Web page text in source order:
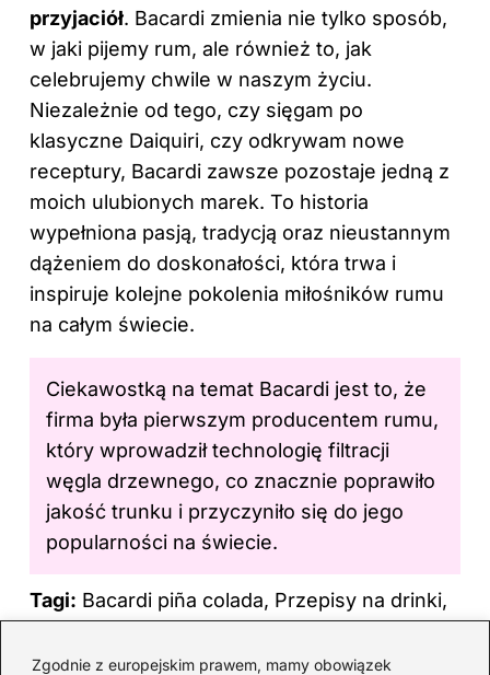
Zgodnie z europejskim prawem, mamy obowiązek
przyjaciół. Bacardi zmienia nie tylko sposób,
w jaki pijemy rum, ale również to, jak
celebrujemy chwile w naszym życiu.
Niezależnie od tego, czy sięgam po
klasyczne Daiquiri, czy odkrywam nowe
receptury, Bacardi zawsze pozostaje jedną z
moich ulubionych marek. To historia
wypełniona pasją, tradycją oraz nieustannym
dążeniem do doskonałości, która trwa i
inspiruje kolejne pokolenia miłośników rumu
na całym świecie.
Ciekawostką na temat Bacardi jest to, że
firma była pierwszym producentem rumu,
który wprowadził technologię filtracji
węgla drzewnego, co znacznie poprawiło
jakość trunku i przyczyniło się do jego
popularności na świecie.
Tagi: Bacardi piña colada, Przepisy na drinki,
Historia rumu Bacardi.